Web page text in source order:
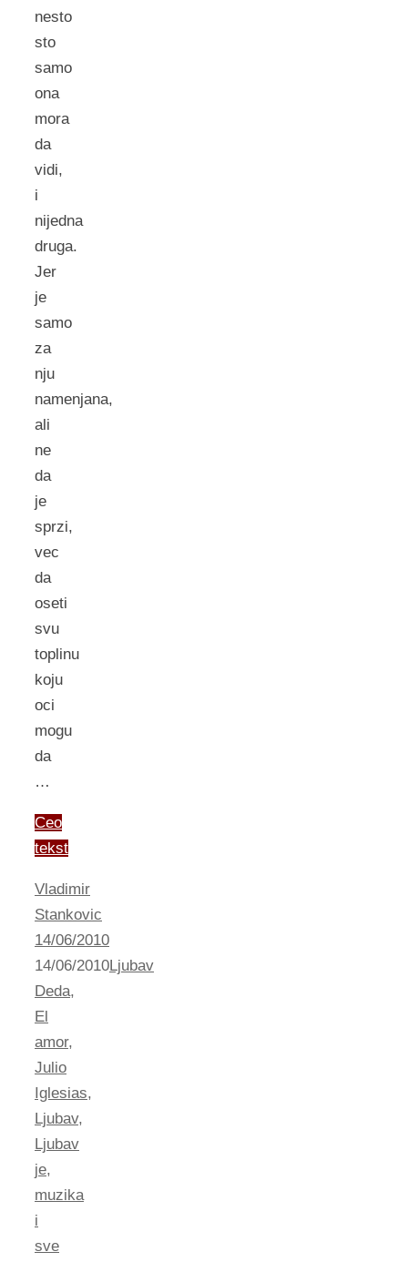
nesto
sto
samo
ona
mora
da
vidi,
i
nijedna
druga.
Jer
je
samo
za
nju
namenjana,
ali
ne
da
je
sprzi,
vec
da
oseti
svu
toplinu
koju
oci
mogu
da
…
Ceo
tekst
Vladimir
Stankovic
14/06/2010
14/06/2010Ljubav
Deda,
El
amor,
Julio
Iglesias,
Ljubav,
Ljubav
je,
muzika
i
sve